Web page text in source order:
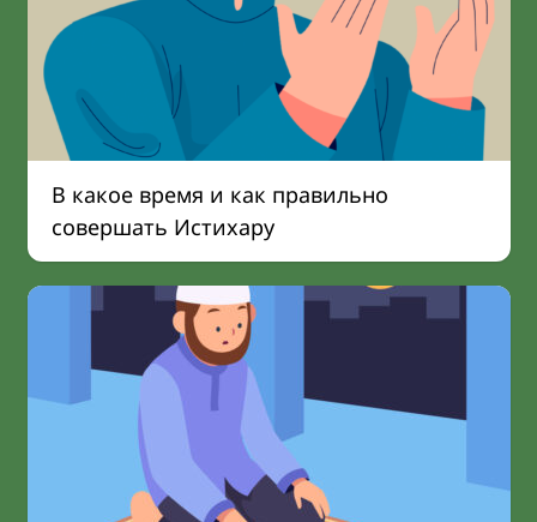
В какое время и как правильно
совершать Истихару